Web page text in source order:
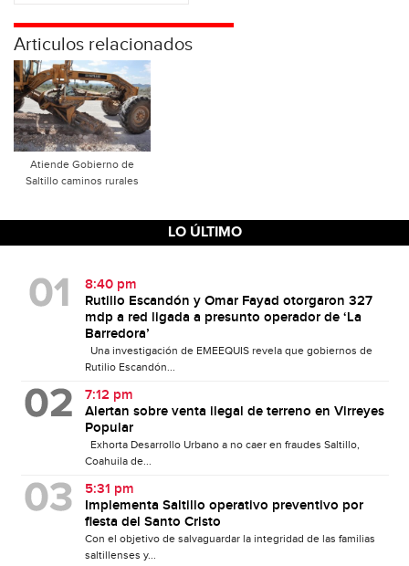
Articulos relacionados
Atiende Gobierno de
Saltillo caminos rurales
LO ÚLTIMO
8:40 pm
Rutilio Escandón y Omar Fayad otorgaron 327
mdp a red ligada a presunto operador de ‘La
Barredora’
Una investigación de EMEEQUIS revela que gobiernos de
Rutilio Escandón...
7:12 pm
Alertan sobre venta ilegal de terreno en Virreyes
Popular
Exhorta Desarrollo Urbano a no caer en fraudes Saltillo,
Coahuila de...
5:31 pm
Implementa Saltillo operativo preventivo por
fiesta del Santo Cristo
Con el objetivo de salvaguardar la integridad de las familias
saltillenses y...